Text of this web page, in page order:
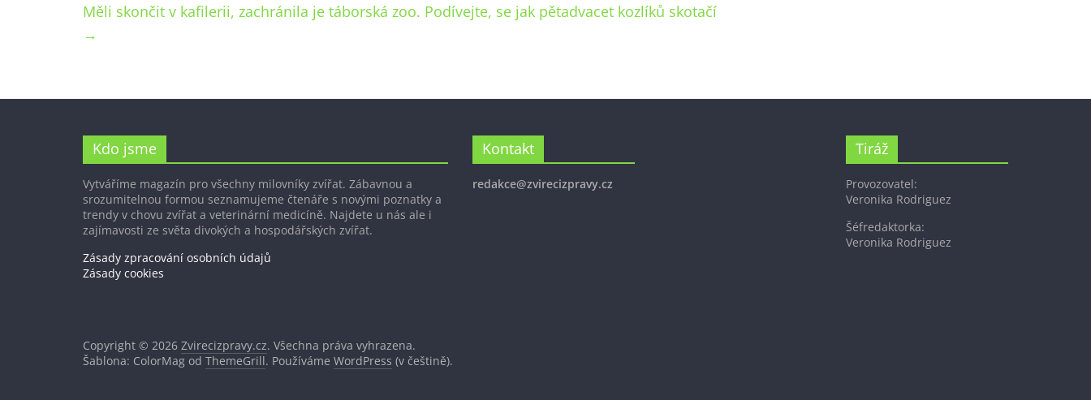
Měli skončit v kafilerii, zachránila je táborská zoo. Podívejte, se jak pětadvacet kozlíků skotačí
→
Kdo jsme
Vytváříme magazín pro všechny milovníky zvířat. Zábavnou a
srozumitelnou formou seznamujeme čtenáře s novými poznatky a
trendy v chovu zvířat a veterinární medicíně. Najdete u nás ale i
zajímavosti ze světa divokých a hospodářských zvířat.
Zásady zpracování osobních údajů
Zásady cookies
Kontakt
redakce@zvirecizpravy.cz
Tiráž
Provozovatel:
Veronika Rodriguez
Šéfredaktorka:
Veronika Rodriguez
Copyright © 2026 Zvirecizpravy.cz. Všechna práva vyhrazena.
Šablona: ColorMag od ThemeGrill. Používáme WordPress (v češtině).